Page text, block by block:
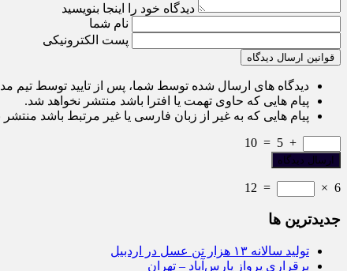
دیدگاه خود را اینجا بنویسید
نام شما
پست الکترونیکی
قوانین ارسال دیدگاه
دیدگاه های ارسال شده توسط شما، پس از تایید توسط تیم
پیام هایی که حاوی تهمت یا افترا باشد منتشر نخواهد شد.
پیام هایی که به غیر از زبان فارسی یا غیر مرتبط باشد
+
5
=
10
6
×
=
12
جديدترين ها
تولید سالانه ۱۳ هزار تن عسل در اردبیل
برقراری پرواز پارس‌آباد – تهران